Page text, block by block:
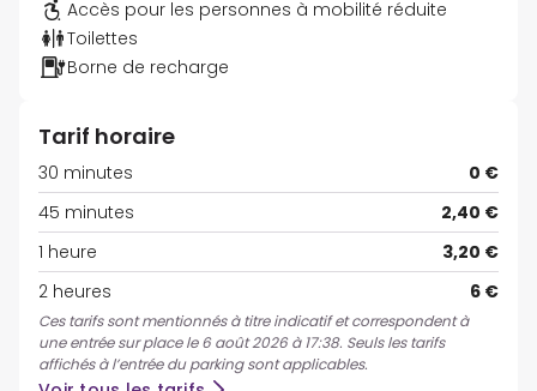
Accès pour les personnes à mobilité réduite
Toilettes
Borne de recharge
Tarif horaire
30 minutes
0 €
45 minutes
2,40 €
1 heure
3,20 €
2 heures
6 €
Ces tarifs sont mentionnés à titre indicatif et correspondent à
une entrée sur place le 6 août 2026 à 17:38. Seuls les tarifs
affichés à l’entrée du parking sont applicables.